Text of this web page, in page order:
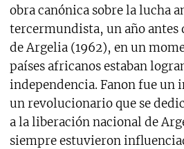
obra canónica sobre la lucha
tercermundista, un año antes
de Argelia (1962), en un
países africanos estaban
independencia. Fanon fue un
un revolucionario que se
a la liberación nacional de
siempre estuvieron